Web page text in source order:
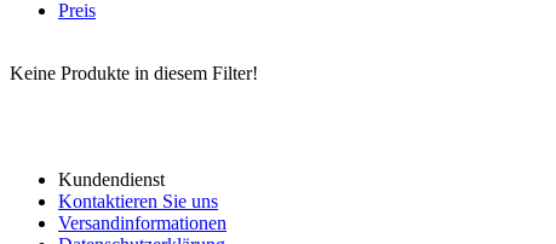
Preis
Keine Produkte in diesem Filter!
Kundendienst
Kontaktieren Sie uns
Versandinformationen